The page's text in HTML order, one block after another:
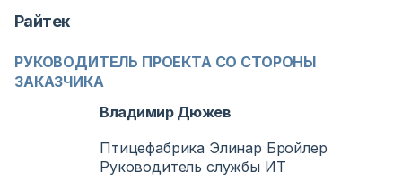
РУКОВОДИТЕЛЬ ПРОЕКТА СО СТОРОНЫ
ЗАКАЗЧИКА
Владимир Дюжев
Птицефабрика Элинар Бройлер
Руководитель службы ИТ
Райтек